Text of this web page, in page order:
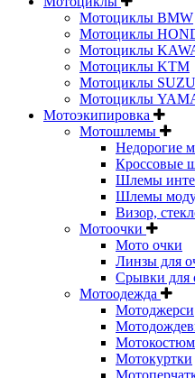
Мотоциклы BMW
Мотоциклы
Мотоциклы
Мотоциклы KTM
Мотоциклы
Мотоциклы
Мотоэкипировка
Мотошлемы
Недорогие
Кроссовые
Шлемы
Шлемы
Визор,
Мотоочки
Мото очки
Линзы для
Срывки для
Мотоодежда
Мотоджерси
Мотокуртки